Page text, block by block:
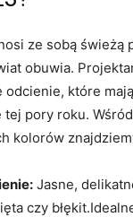
ze sobą świeżą
obuwia.
odcienie, które
tej pory roku. Wśród
kolorów
Jasne,
czy